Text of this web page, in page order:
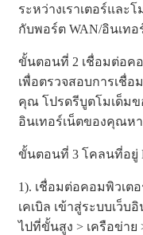
ระหว่างเราเตอร์และ
กับพอร์ต WAN/อินเทอ
ขั้นตอนที่ 2 เชื่อมต่อค
เพื่อตรวจสอบการเชื่อ
คุณ โปรดรีบูตโมเด็ม
อินเทอร์เน็ตของคุณห
ขั้นตอนที่ 3 โคลนที่อยู่
1). เชื่อมต่อคอมพิวเตอ
เคเบิล เข้าสู่ระบบเว็บ
ไปที่ขั้นสูง > เครือข่า